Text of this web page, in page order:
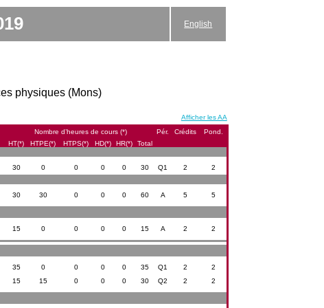
English
physiques (Mons)
Afficher les AA
Nombre d’heures de cours (*) Pér. Crédits
Pond.
HT(*)
HTPE(*) HTPS(*) HD(*) HR(*) Total
30 0 0 0 0 30 Q1 2 2
30 30 0 0 0 60 A 5 5
15 0 0 0 0 15 A 2 2
35 0 0 0 0 35 Q1 2 2
15 15 0 0 0 30 Q2 2 2